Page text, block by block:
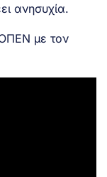
ανησυχία.
με τον